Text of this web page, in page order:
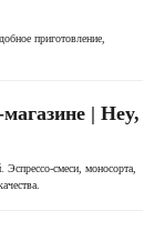
приготовление,
| Hey,
смеси, моносорта,